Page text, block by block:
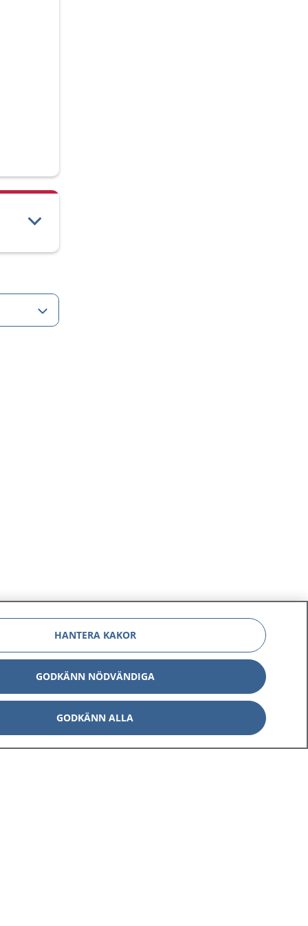
HANTERA KAKOR
GODKÄNN NÖDVÄNDIGA
GODKÄNN ALLA